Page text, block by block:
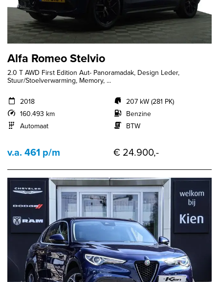
Alfa Romeo Stelvio
2.0 T AWD First Edition Aut- Panoramadak, Design Leder,
Stuur/Stoelverwarming, Memory, ...
2018
160.493 km
Automaat
207 kW (281 PK)
Benzine
BTW
v.a. 461 p/m € 24.900,-